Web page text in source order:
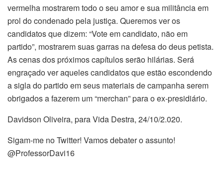
vermelha mostrarem todo o seu amor e sua militância em
prol do condenado pela justiça. Queremos ver os
candidatos que dizem: “Vote em candidato, não em
partido”, mostrarem suas garras na defesa do deus petista.
As cenas dos próximos capítulos serão hilárias. Será
engraçado ver aqueles candidatos que estão escondendo
a sigla do partido em seus materiais de campanha serem
obrigados a fazerem um “merchan” para o ex-presidiário.
Davidson Oliveira, para Vida Destra, 24/10/2.020.
Sigam-me no Twitter! Vamos debater o assunto!
@ProfessorDavi16